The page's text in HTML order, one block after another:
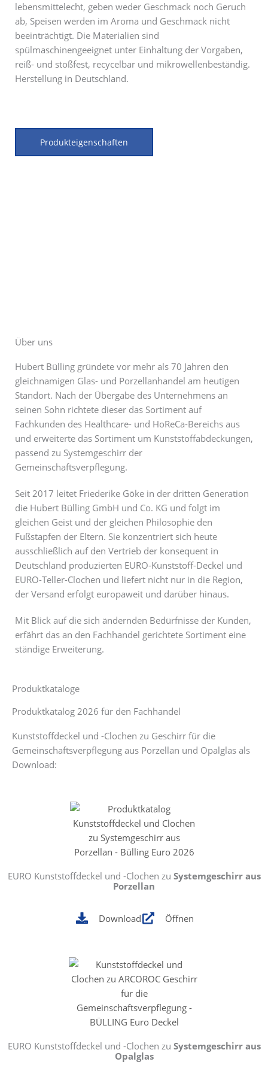
lebensmittelecht, geben weder Geschmack noch Geruch
ab, Speisen werden im Aroma und Geschmack nicht
beeinträchtigt. Die Materialien sind
spülmaschinengeeignet unter Einhaltung der Vorgaben,
reiß- und stoßfest, recycelbar und mikrowellenbeständig.
Herstellung in Deutschland.
Produkteigenschaften
Über uns
Hubert Bülling gründete vor mehr als 70 Jahren den
gleichnamigen Glas- und Porzellanhandel am heutigen
Standort. Nach der Übergabe des Unternehmens an
seinen Sohn richtete dieser das Sortiment auf
Fachkunden des Healthcare- und HoReCa-Bereichs aus
und erweiterte das Sortiment um Kunststoffabdeckungen,
passend zu Systemgeschirr der
Gemeinschaftsverpflegung.
Seit 2017 leitet Friederike Göke in der dritten Generation
die Hubert Bülling GmbH und Co. KG und folgt im
gleichen Geist und der gleichen Philosophie den
Fußstapfen der Eltern. Sie konzentriert sich heute
ausschließlich auf den Vertrieb der konsequent in
Deutschland produzierten EURO-Kunststoff-Deckel und
EURO-Teller-Clochen und liefert nicht nur in die Region,
der Versand erfolgt europaweit und darüber hinaus.
Mit Blick auf die sich ändernden Bedürfnisse der Kunden,
erfährt das an den Fachhandel gerichtete Sortiment eine
ständige Erweiterung.
Produktkataloge
Produktkatalog 2026 für den Fachhandel
Kunststoffdeckel und -Clochen zu Geschirr für die
Gemeinschaftsverpflegung aus Porzellan und Opalglas als
Download:
EURO Kunststoffdeckel und -Clochen zu Systemgeschirr aus
Porzellan
Download Öffnen
EURO Kunststoffdeckel und -Clochen zu Systemgeschirr aus
Opalglas